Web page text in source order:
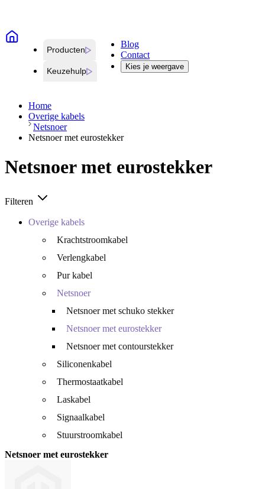
Producten
Keuzehulp
Blog
Contact
Kies je weergave
Home
Overige kabels
Netsnoer
Netsnoer met eurostekker
Netsnoer met eurostekker
Filteren
Overige kabels
Krachtstroomkabel
Verlengkabel
Pur kabel
Netsnoer
Netsnoer met schuko stekker
Netsnoer met eurostekker
Netsnoer met contourstekker
Siliconenkabel
Thermostaatkabel
Laskabel
Signaalkabel
Stuurstroomkabel
Netsnoer met eurostekker